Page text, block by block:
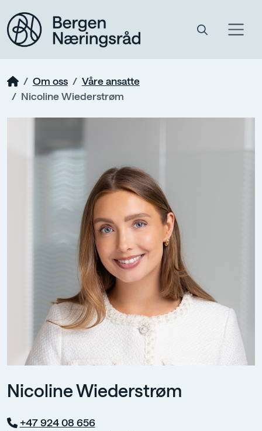
Om oss
Våre ansatte
Nicoline Wiederstrøm
Nicoline Wiederstrøm
+47 924 08 656